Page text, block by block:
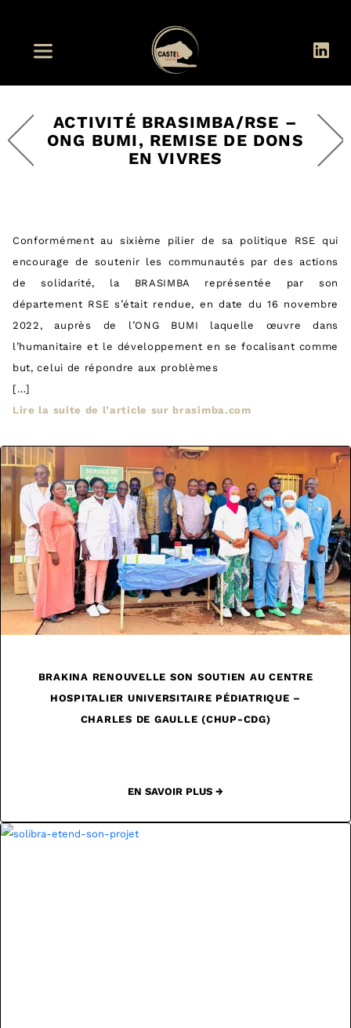
ACTIVITÉ BRASIMBA/RSE –
ONG BUMI, REMISE DE DONS
EN VIVRES
Conformément au sixième pilier de sa politique RSE qui
encourage de soutenir les communautés par des actions
de solidarité, la BRASIMBA représentée par son
département RSE s’était rendue, en date du 16 novembre
2022, auprès de l’ONG BUMI laquelle œuvre dans
l’humanitaire et le développement en se focalisant comme
but, celui de répondre aux problèmes
[…]
Lire la suite de l’article sur brasimba.com
BRAKINA RENOUVELLE SON SOUTIEN AU CENTRE
HOSPITALIER UNIVERSITAIRE PÉDIATRIQUE –
CHARLES DE GAULLE (CHUP-CDG)
EN SAVOIR PLUS →